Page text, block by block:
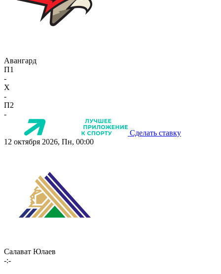
Авангард
П1
-
X
-
П2
-
Сделать ставку
12 октября 2026, Пн, 00:00
Салават Юлаев
-:-